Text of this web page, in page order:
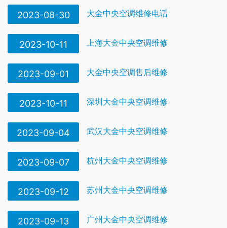
2023-08-30 大金中央空调维修电话
2023-10-11 上海大金中央空调维修
2023-09-01 大金中央空调售后维修
2023-10-11 深圳大金中央空调维修
2023-09-04 武汉大金中央空调维修
2023-09-07 杭州大金中央空调维修
2023-09-12 苏州大金中央空调维修
2023-09-13 广州大金中央空调维修